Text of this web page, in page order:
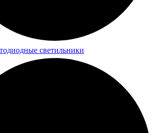
светильники